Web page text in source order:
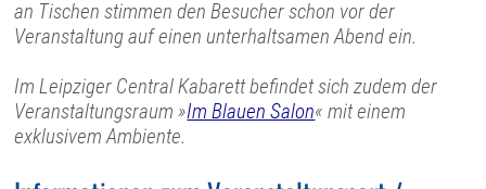
an Tischen stimmen den Besucher schon vor der
Veranstaltung auf einen unterhaltsamen Abend ein.
Im Leipziger Central Kabarett befindet sich zudem der
Veranstaltungsraum »Im Blauen Salon« mit einem
exklusivem Ambiente.